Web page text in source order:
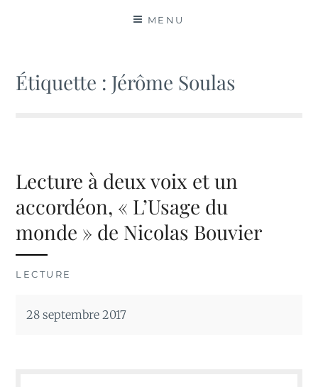
MENU
Étiquette : Jérôme Soulas
Lecture à deux voix et un
accordéon, « L’Usage du
monde » de Nicolas Bouvier
LECTURE
28 septembre 2017